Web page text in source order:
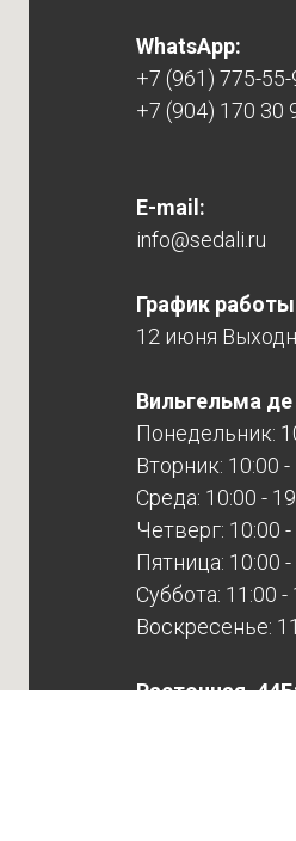
WhatsApp:
+7 (961) 775-
+7 (904) 170 30
E-mail:
info@sedali.ru
График
12 июня
Вильгельма де
Понедельник:
Вторник: 10:00 -
Среда: 10:00 -
Четверг: 10:00
Пятница: 10:00
Суббота: 11:00 -
Воскресенье:
Расточная,